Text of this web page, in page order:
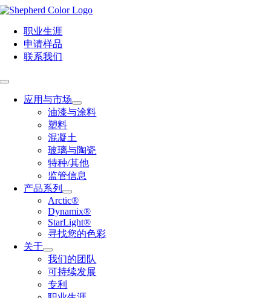
Skip
content职业生涯
申请样品
联系我们
Toggle
Navigation应用与市场
油漆与涂料
塑料
混凝土
玻璃与陶瓷
特种/其他
监管信息
产品系列
Arctic®
Dynamix®
StarLight®
寻找您的色彩
关于
我们的团队
可持续发展
专利